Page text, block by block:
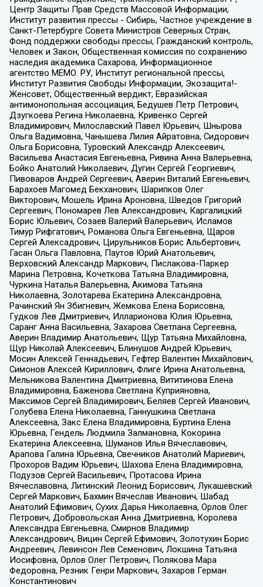
Центр Защиты Прав Средств Массовой Информации,
Институт развития прессы - Сибирь, Частное учреждение в
Санкт-Петербурге Совета Министров Северных Стран,
Фонд поддержки свободы прессы, Гражданский контроль,
Человек и Закон, Общественная комиссия по сохранению
наследия академика Сахарова, Информационное
агентство МЕМО. РУ, Институт региональной прессы,
Институт Развития Свободы Информации, Экозащита!-
Женсовет, Общественный вердикт, Евразийская
антимонопольная ассоциация, Бедушев Петр Петрович,
Дзугкоева Регина Николаевна, Кривенко Сергей
Владимирович, Милославский Павел Юрьевич, Шнырова
Ольга Вадимовна, Чанышева Лилия Айратовна, Сидорович
Ольга Борисовна, Туровский Александр Алексеевич,
Васильева Анастасия Евгеньевна, Ривина Анна Валерьевна,
Бойко Анатолий Николаевич, Дугин Сергей Георгиевич,
Пивоваров Андрей Сергеевич, Аверин Виталий Евгеньевич,
Барахоев Магомед Бекханович, Шарипков Олег
Викторович, Мошель Ирина Ароновна, Шведов Григорий
Сергеевич, Пономарев Лев Александрович, Каргалицкий
Борис Юльевич, Созаев Валерий Валерьевич, Исламов
Тимур Рифгатович, Романова Ольга Евгеньевна, Щаров
Сергей Алексадрович, Цирульников Борис Альбертович,
Гасан Ольга Павловна, Паутов Юрий Анатольевич,
Верховский Александр Маркович, Пислакова-Паркер
Марина Петровна, Кочеткова Татьяна Владимировна,
Чуркина Наталья Валерьевна, Акимова Татьяна
Николаевна, Золотарева Екатерина Александровна,
Рачинский Ян Збигневич, Жемкова Елена Борисовна,
Гудков Лев Дмитриевич, Илларионова Юлия Юрьевна,
Саранг Анна Васильевна, Захарова Светлана Сергеевна,
Аверин Владимир Анатольевич, Щур Татьяна Михайловна,
Щур Николай Алексеевич, Блинушов Андрей Юрьевич,
Мосин Алексей Геннадьевич, Гефтер Валентин Михайлович,
Симонов Алексей Кириллович, Флиге Ирина Анатольевна,
Мельникова Валентина Дмитриевна, Вититинова Елена
Владимировна, Баженова Светлана Куприяновна,
Максимов Сергей Владимирович, Беляев Сергей Иванович,
Голубева Елена Николаевна, Ганнушкина Светлана
Алексеевна, Закс Елена Владимировна, Буртина Елена
Юрьевна, Гендель Людмила Залмановна, Кокорина
Екатерина Алексеевна, Шуманов Илья Вячеславович,
Арапова Галина Юрьевна, Свечников Анатолий Мариевич,
Прохоров Вадим Юрьевич, Шахова Елена Владимировна,
Подузов Сергей Васильевич, Протасова Ирина
Вячеславовна, Литинский Леонид Борисович, Лукашевский
Сергей Маркович, Бахмин Вячеслав Иванович, Шабад
Анатолий Ефимович, Сухих Дарья Николаевна, Орлов Олег
Петрович, Добровольская Анна Дмитриевна, Королева
Александра Евгеньевна, Смирнов Владимир
Александрович, Вицин Сергей Ефимович, Золотухин Борис
Андреевич, Левинсон Лев Семенович, Локшина Татьяна
Иосифовна, Орлов Олег Петрович, Полякова Мара
Федоровна, Резник Генри Маркович, Захаров Герман
Константинович